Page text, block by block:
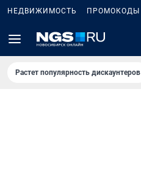
НЕДВИЖИМОСТЬ ПРОМОКОДЫ
Растет популярность дискаунтеров